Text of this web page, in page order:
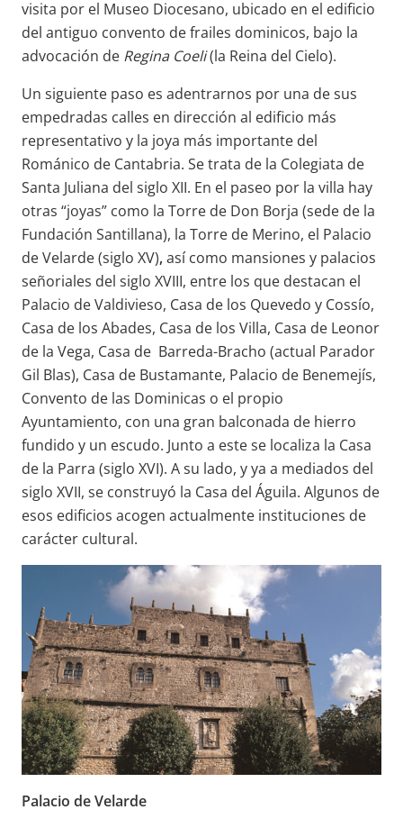
visita por el Museo Diocesano, ubicado en el edificio
del antiguo convento de frailes dominicos, bajo la
advocación de Regina Coeli(la Reina del Cielo).
Un siguiente paso es adentrarnos por una de sus
empedradas calles en dirección al edificio más
representativo y la joya más importante del
Románico de Cantabria. Se trata de la Colegiata de
Santa Juliana del siglo XII. En el paseo por la villa hay
otras “joyas” como la Torre de Don Borja (sede de la
Fundación Santillana), la Torre de Merino, el Palacio
de Velarde (siglo XV),así como mansiones y palacios
señoriales del siglo XVIII, entre los que destacan el
Palacio de Valdivieso, Casa de los Quevedo y Cossío,
Casa de los Abades, Casa de los Villa, Casa de Leonor
de la Vega, Casa de Barreda-Bracho (actual Parador
Gil Blas), Casa de Bustamante, Palacio de Benemejís,
Convento de las Dominicas o el propio
Ayuntamiento, con una gran balconada de hierro
fundido y un escudo. Junto a este se localiza la Casa
de la Parra (siglo XVI). A su lado, y ya a mediados del
siglo XVII, se construyó la Casa del Águila. Algunos de
esos edificios acogen actualmente instituciones de
carácter cultural.
Palacio de Velarde